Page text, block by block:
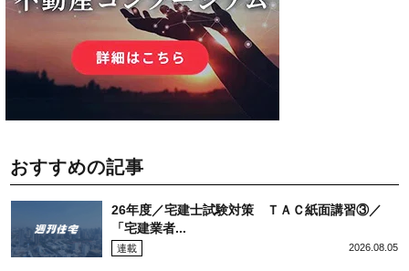
おすすめの記事
26年度／宅建士試験対策 ＴＡＣ紙面講習③／
「宅建業者...
連載 2026.08.05